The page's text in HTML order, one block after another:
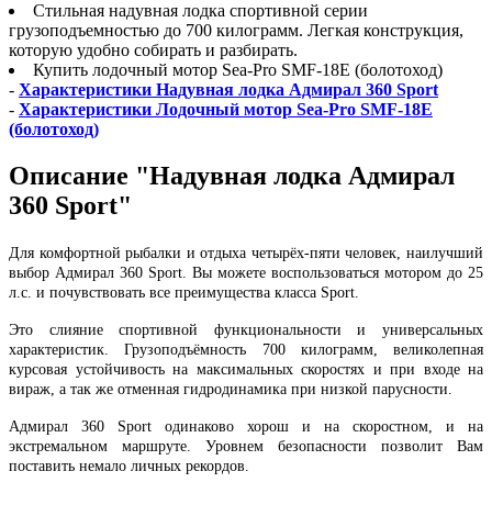
Стильная надувная лодка спортивной серии
грузоподъемностью до 700 килограмм. Легкая конструкция,
которую удобно собирать и разбирать.
Купить лодочный мотор Sea-Pro SMF-18Е (болотоход)
- Характеристики Надувная лодка Адмирал 360 Sport
- Характеристики Лодочный мотор Sea-Pro SMF-18Е
(болотоход)
Описание "Надувная лодка Адмирал
360 Sport"
Для комфортной рыбалки и отдыха четырёх-пяти человек, наилучший
выбор Адмирал 360 Sport. Вы можете воспользоваться мотором до 25
л.с. и почувствовать все преимущества класса Sport.
Это слияние спортивной функциональности и универсальных
характеристик. Грузоподъёмность 700 килограмм, великолепная
курсовая устойчивость на максимальных скоростях и при входе на
вираж, а так же отменная гидродинамика при низкой парусности.
Адмирал 360 Sport одинаково хорош и на скоростном, и на
экстремальном маршруте. Уровнем безопасности позволит Вам
поставить немало личных рекордов.